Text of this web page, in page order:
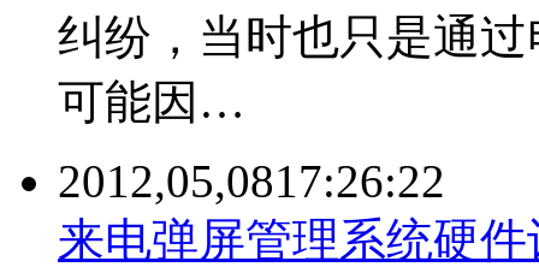
纠纷，当时也只是通
可能因…
2012,05,0817:26:22
来电弹屏管理系统硬